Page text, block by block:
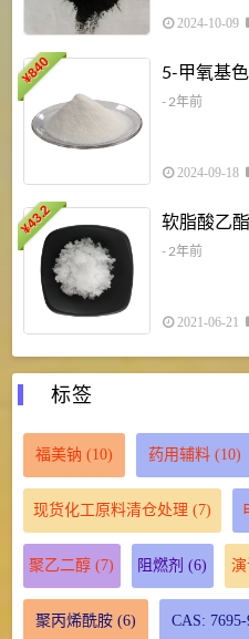
2024-10-09
¥
840 5-甲氧基
- 2年前
2024-09-18
¥
43.2 软脂酸乙
- 2年前
2021-06-21
标签
福美钠 (10) 药用辅料 (10)
现货化工原料清仓处理 (7)
聚乙二醇 (7) 阻燃剂 (6)
聚丙烯酰胺(6) CAS: